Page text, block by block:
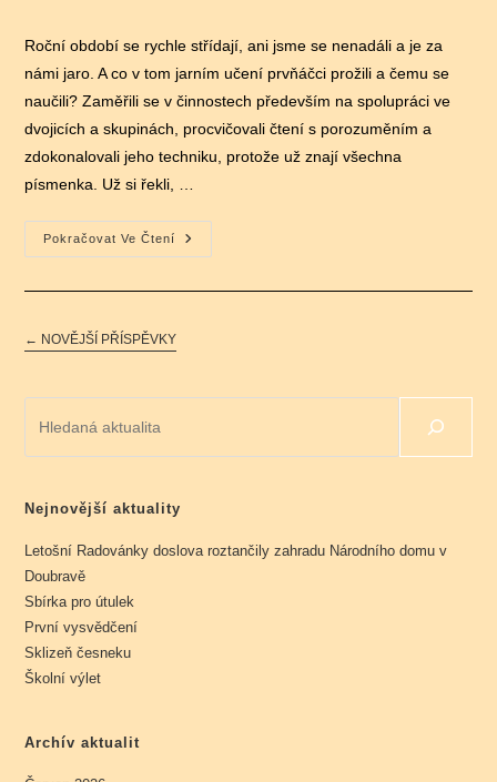
Roční období se rychle střídají, ani jsme se nenadáli a je za
námi jaro. A co v tom jarním učení prvňáčci prožili a čemu se
naučili? Zaměřili se v činnostech především na spolupráci ve
dvojicích a skupinách, procvičovali čtení s porozuměním a
zdokonalovali jeho techniku, protože už znají všechna
písmenka. Už si řekli, …
Pokračovat Ve Čtení
Jarní
Učení
← NOVĚJŠÍ PŘÍSPĚVKY
Nejnovější aktuality
Letošní Radovánky doslova roztančily zahradu Národního domu v
Doubravě
Sbírka pro útulek
První vysvědčení
Sklizeň česneku
Školní výlet
Archív aktualit